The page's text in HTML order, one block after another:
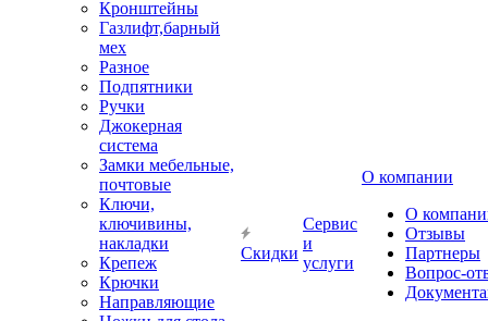
Кронштейны
Газлифт,барный
мех
Разное
Подпятники
Ручки
Джокерная
система
Замки мебельные,
почтовые
Ключи,
ключивины,
накладки
Крепеж
Крючки
Направляющие
Скидки
Сервис
и
услуги
О компании
О
Отзывы
Партнеры
Вопрос-